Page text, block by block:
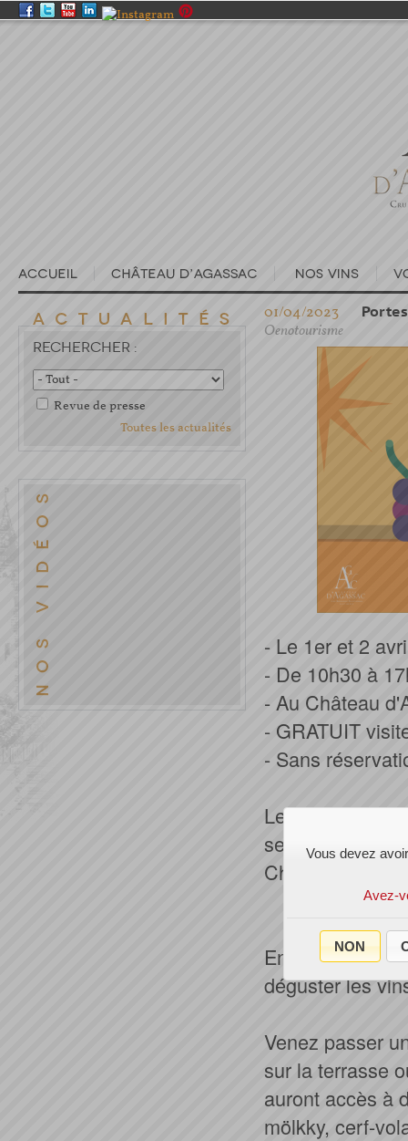
RECHERCHER :
Revue de presse
Toutes les actualités
01/04/2023
Oenotourisme
- Le 1er et 2
- De 10h30 à
- Au Château
- GRATUIT
- Sans
Le 1er et 2
ses portes pour
Châteaux du
Entre amis ou
déguster les
Venez passer
sur la terrasse
auront accès à
mölkky, cerf-
Vous devez
Avez-
NON